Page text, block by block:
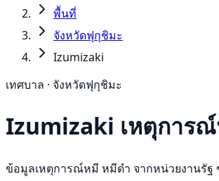
พื้นที่
จังหวัดฟุกุชิมะ
Izumizaki
เทศบาล · จังหวัดฟุกุชิมะ
Izumizaki เหตุการณ์
ข้อมูลเหตุการณ์หมี หมีดำ จากหน่วยงานรัฐ